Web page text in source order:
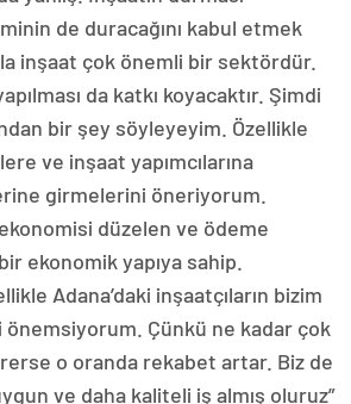
de duracağını kabul etmek
inşaat çok önemli bir sektördür.
da katkı koyacaktır. Şimdi
bir şey söyleyeyim. Özellikle
ve inşaat yapımcılarına
girmelerini öneriyorum.
düzelen ve ödeme
ekonomik yapıya sahip.
Adana’daki inşaatçıların bizim
Çünkü ne kadar çok
o oranda rekabet artar. Biz de
ve daha kaliteli iş almış oluruz”